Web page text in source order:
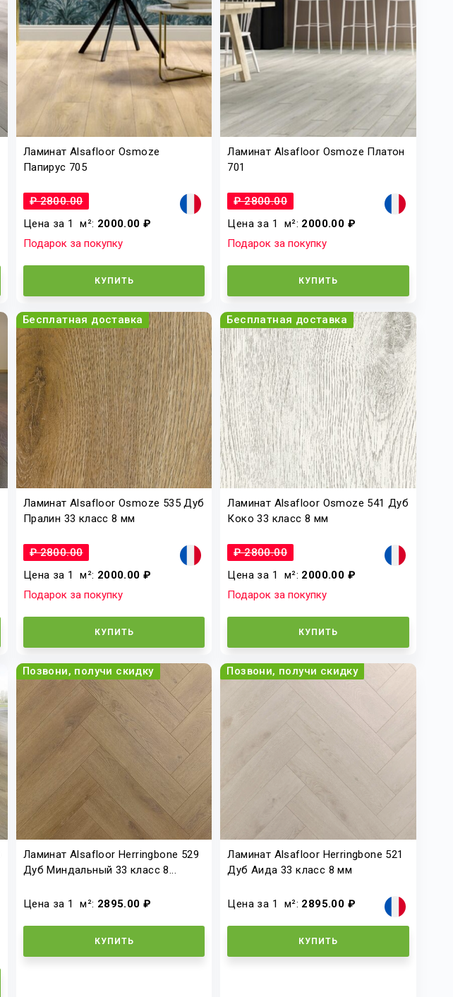
Ламинат Alsafloor Osmoze
Папирус 705
₽ 2800.00
Цена за 1м²: 2000.00 ₽
Подарок за покупку
КУПИТЬ
Ламинат Alsafloor Osmoze Платон
701
₽ 2800.00
Цена за 1 м²: 2000.00 ₽
Подарок за покупку
КУПИТЬ
Бесплатная доставка
Ламинат Alsafloor Osmoze 535 Дуб
Пралин 33 класс 8 мм
₽ 2800.00
Цена за 1м²: 2000.00 ₽
Подарок за покупку
КУПИТЬ
Бесплатная доставка
Ламинат Alsafloor Osmoze 541 Дуб
Коко 33 класс 8 мм
₽ 2800.00
Цена за 1 м²: 2000.00 ₽
Подарок за покупку
КУПИТЬ
Позвони, получи скидку
Ламинат Alsafloor Herringbone 529
Дуб Миндальный 33 класс 8...
Цена за 1м²: 2895.00 ₽
КУПИТЬ
Позвони, получи скидку
Ламинат Alsafloor Herringbone 521
Дуб Аида 33 класс 8 мм
Цена за 1 м²: 2895.00 ₽
КУПИТЬ